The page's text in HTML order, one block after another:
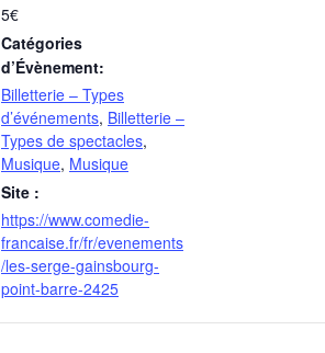
5€
Catégories
d’Évènement:
Billetterie – Types
d’événements, Billetterie –
Types de spectacles,
Musique, Musique
Site :
https://www.comedie-
francaise.fr/fr/evenements
/les-serge-gainsbourg-
point-barre-2425